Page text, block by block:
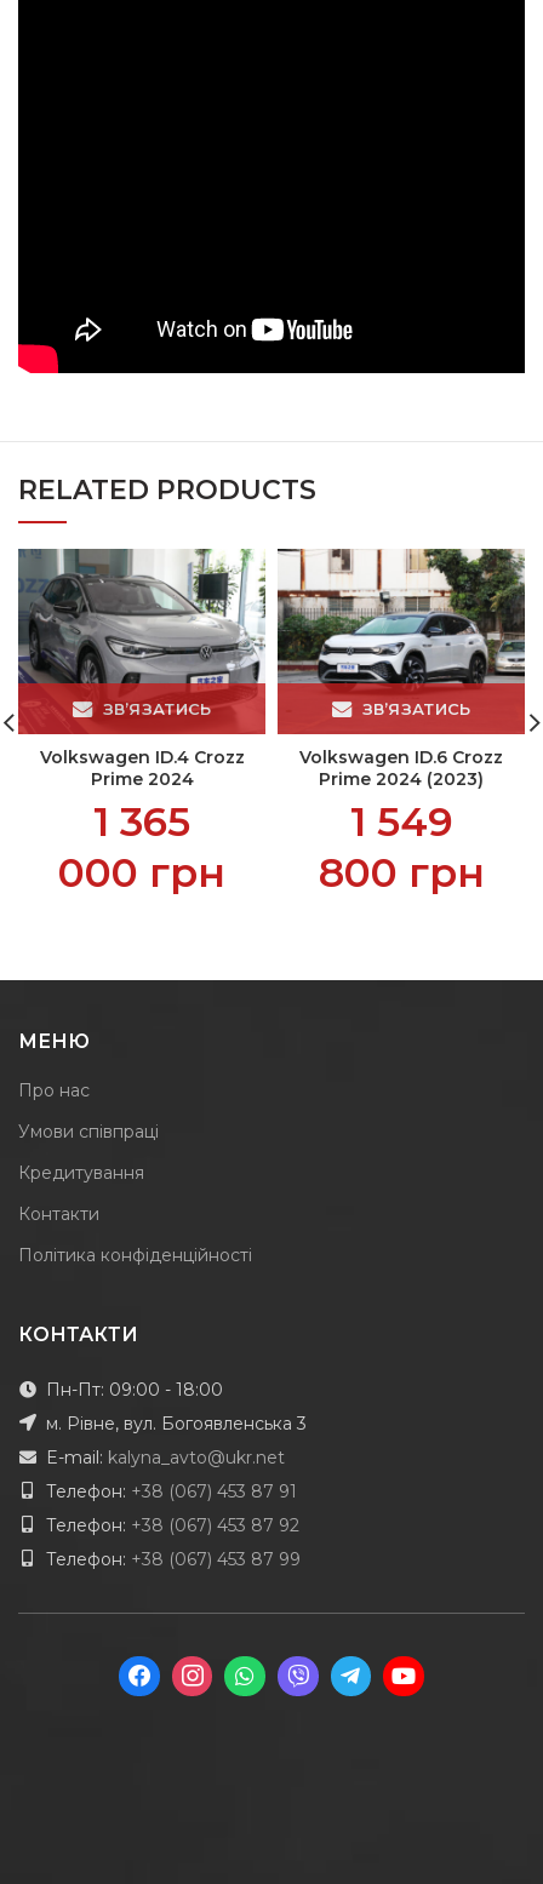
RELATED PRODUCTS
ЗВ’ЯЗАТИСЬ
Volkswagen ID.4 Crozz
Prime 2024
1 365
000 грн
ЗВ’ЯЗАТИСЬ
Volkswagen ID.6 Crozz
Prime 2024 (2023)
1 549
800 грн
МЕНЮ
Про нас
Умови співпраці
Кредитування
Контакти
Політика конфіденційності
КОНТАКТИ
Пн-Пт: 09:00 - 18:00
м. Рівне, вул. Богоявленська 3
E-mail: kalyna_avto@ukr.net
Телефон: +38 (067) 453 87 91
Телефон: +38 (067) 453 87 92
Телефон: +38 (067) 453 87 99